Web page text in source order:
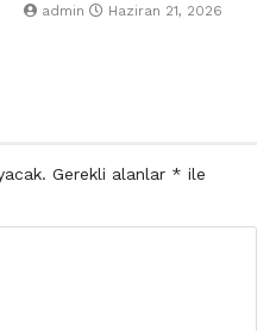
admin Haziran 21, 2026
Gerekli alanlar * ile